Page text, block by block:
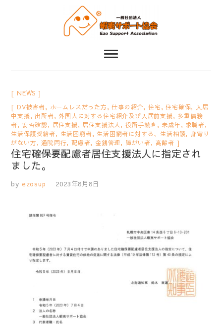
一般社団法人 蝦夷
NEWS
DV被害者, ホームレスだった方,仕事の紹介,住宅,住宅確保,
入居
中支援, 出所者,外国人に対する住宅紹介及び入居前支援, 多重債務
者, 安否確認, 居住支援, 居住支援法人 , 役所手続き , 未成年, 求職者,
生活保護受給者, 生活困窮者, 生活困窮者に対する、生活相談, 身寄り
がない方,通院同行,配慮者, 金銭管理, 障がい者, 高齢者
住宅確保要配慮者居住支援法人に指定され
ました。
by ezosup 2023年8月8日